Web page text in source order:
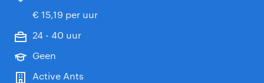
€ 15,19 per uur
24 - 40 uur
Geen
Active Ants